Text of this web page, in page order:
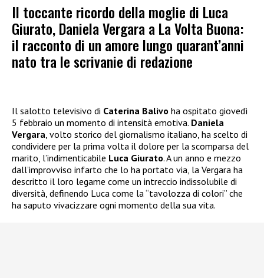
Il toccante ricordo della moglie di Luca
Giurato, Daniela Vergara a La Volta Buona:
il racconto di un amore lungo quarant’anni
nato tra le scrivanie di redazione
Il salotto televisivo di Caterina Balivo ha ospitato giovedì
5 febbraio un momento di intensità emotiva. Daniela
Vergara , volto storico del giornalismo italiano, ha scelto di
condividere per la prima volta il dolore per la scomparsa del
marito, l’indimenticabile Luca Giurato. A un anno e mezzo
dall’improvviso infarto che lo ha portato via, la Vergara ha
descritto il loro legame come un intreccio indissolubile di
diversità, definendo Luca come la “tavolozza di colori” che
ha saputo vivacizzare ogni momento della sua vita.